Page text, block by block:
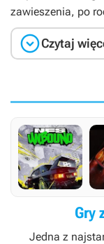
zawieszenia, po
Czytaj
Gry
Jedna z